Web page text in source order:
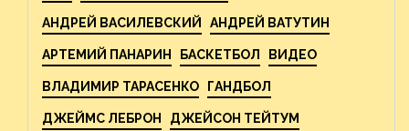
АНДРЕЙ ВАСИЛЕВСКИЙ АНДРЕЙ ВАТУТИН
АРТЕМИЙ ПАНАРИН БАСКЕТБОЛ ВИДЕО
ВЛАДИМИР ТАРАСЕНКО ГАНДБОЛ
ДЖЕЙМС ЛЕБРОН ДЖЕЙСОН ТЕЙТУМ